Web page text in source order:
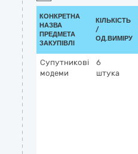
КОНКРЕТНА
НАЗВА
ПРЕДМЕТА
ЗАКУПІВЛІ
КІЛЬКІСТЬ
/
ОД.ВИМІРУ
Супутникові
модеми
6
штука